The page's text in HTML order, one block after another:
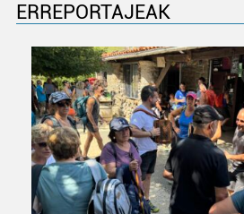
ERREPORTAJEAK